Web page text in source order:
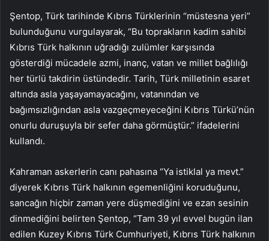
Şentop, Türk tarihinde Kıbrıs Türklerinin “müstesna yeri”
bulunduğunu vurgulayarak, “Bu toprakların kadim sahibi
Kıbrıs Türk halkının uğradığı zulümler karşısında
gösterdiği mücadele azmi, inanç, vatan ve millet bağlılığı
her türlü takdirin üstündedir. Tarih, Türk milletinin esaret
altında asla yaşayamayacağını, vatanından ve
bağımsızlığından asla vazgeçmeyeceğini Kıbrıs Türkü’nün
onurlu duruşuyla bir sefer daha görmüştür.” ifadelerini
kullandı.
Kahraman askerlerin canı pahasına “Ya istiklal ya mevt.”
diyerek Kıbrıs Türk halkının egemenliğini koruduğunu,
sancağın hiçbir zaman yere düşmediğini ve ezan sesinin
dinmediğini belirten Şentop, “Tam 39 yıl evvel bugün ilan
edilen Kuzey Kıbrıs Türk Cumhuriyeti, Kıbrıs Türk halkının